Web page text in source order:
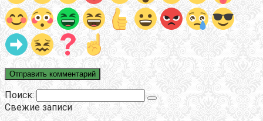
Поиск:
Свежие записи